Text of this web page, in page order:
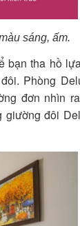
sáng, ấm.
bạn tha hồ
Phòng
đơn nhìn
giường đôi